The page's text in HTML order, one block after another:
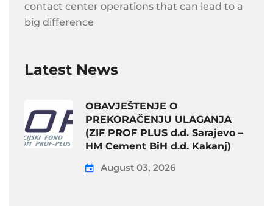
contact center operations that can lead to a
big difference
Latest News
OBAVJEŠTENJE O
PREKORAČENJU ULAGANJA
(ZIF PROF PLUS d.d. Sarajevo –
HM Cement BiH d.d. Kakanj)
August 03, 2026